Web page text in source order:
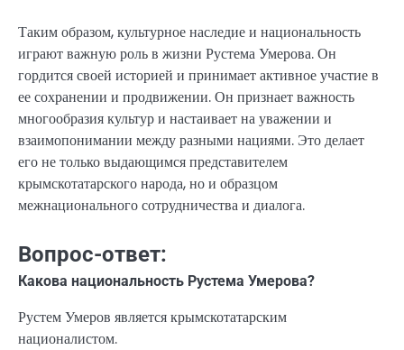
Таким образом, культурное наследие и национальность
играют важную роль в жизни Рустема Умерова. Он
гордится своей историей и принимает активное участие в
ее сохранении и продвижении. Он признает важность
многообразия культур и настаивает на уважении и
взаимопонимании между разными нациями. Это делает
его не только выдающимся представителем
крымскотатарского народа, но и образцом
межнационального сотрудничества и диалога.
Вопрос-ответ:
Какова национальность Рустема Умерова?
Рустем Умеров является крымскотатарским
националистом.